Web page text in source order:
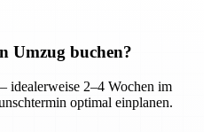
Umzug buchen?
idealerweise 2–4 Wochen im
optimal einplanen.